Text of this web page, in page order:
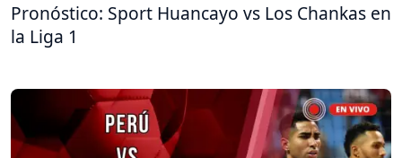
Pronóstico: Sport Huancayo vs Los Chankas en
la Liga 1